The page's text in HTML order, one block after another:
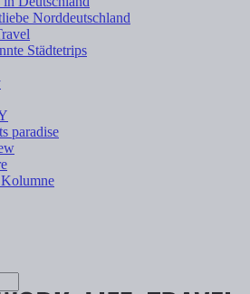
Norddeutschland
Städtetrips
paradise